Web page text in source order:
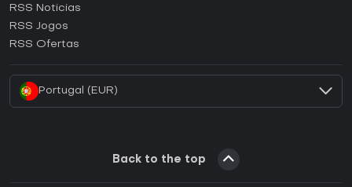
Como ativar uma CD Key Ubisoft Connect?
RSS Noticias
RSS Jogos
RSS Ofertas
Portugal (EUR)
Back to the top